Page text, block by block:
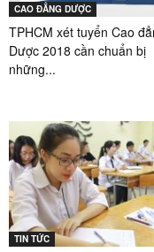
CAO ĐẲNG DƯỢC
TPHCM xét tuyển Cao
Dược 2018 cần chuẩn bị
những...
TIN TỨC